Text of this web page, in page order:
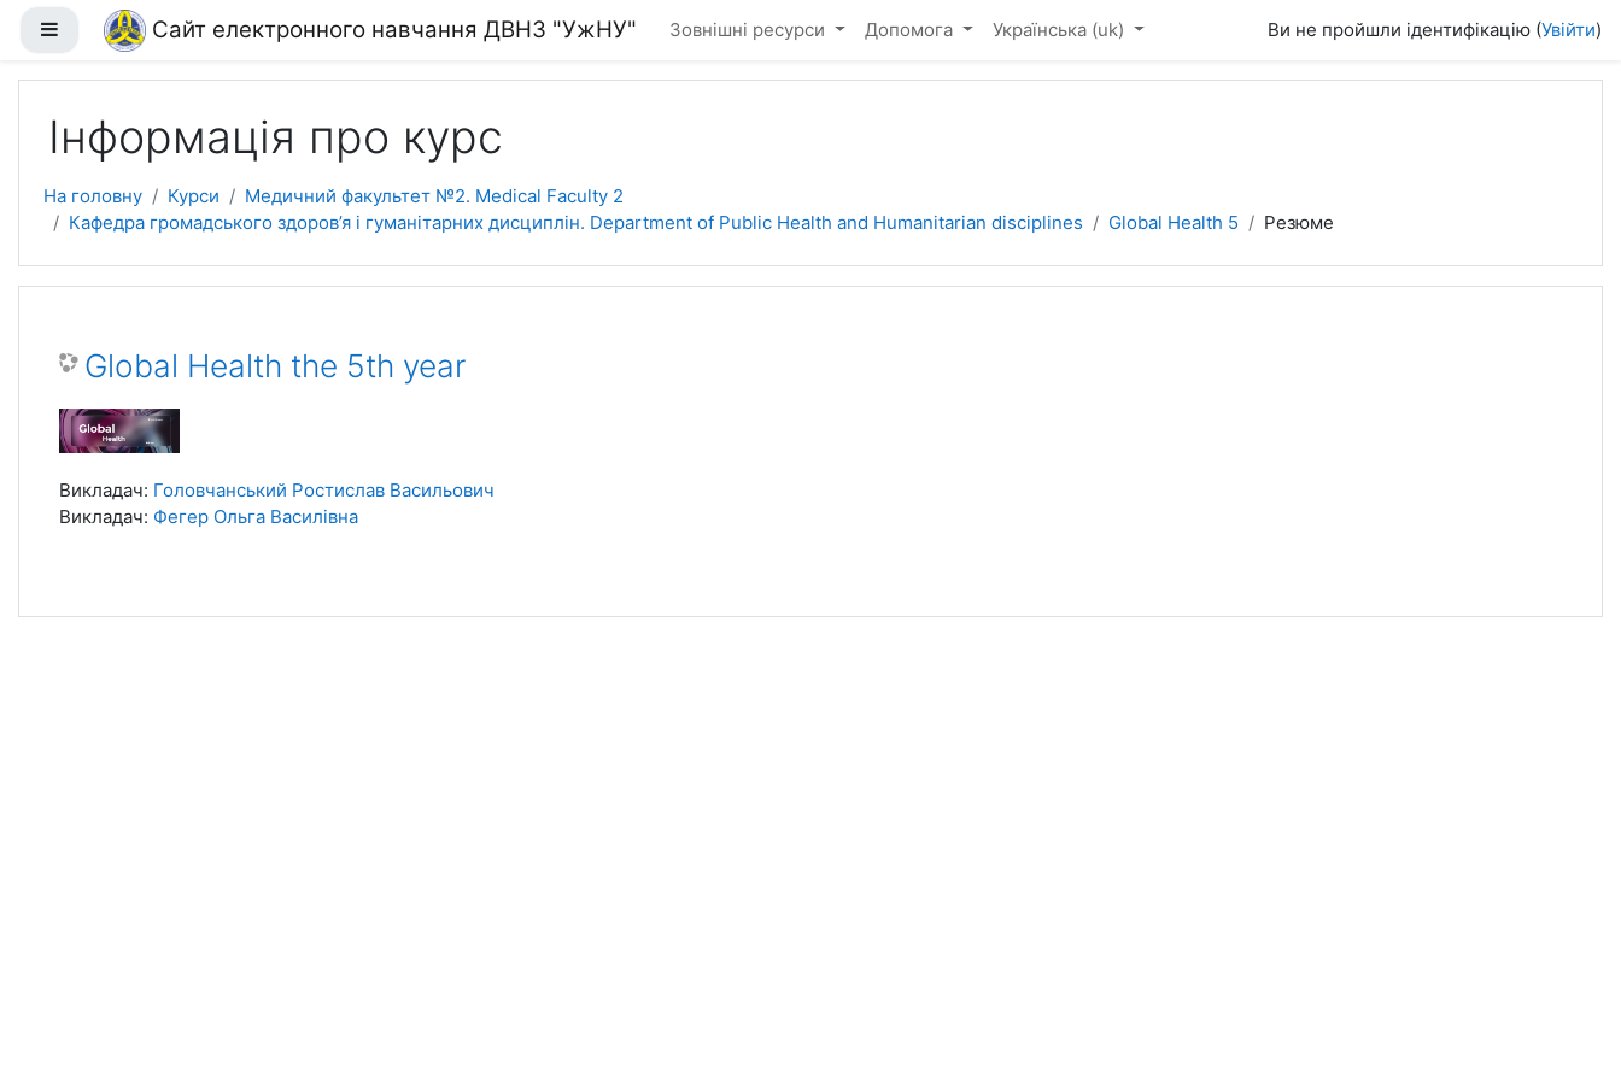
Перейти до головного вмісту
Бокова панельСайт електронного навчання ДВНЗ "УжНУ" Зовнішні ресурси Допомога Українська ‎(uk)‎ Ви не пройшли ідентифікацію (Увійти)
Інформація про курс
На головну Курси
Медичний факультет №2. Medical Faculty 2
Кафедра громадського здоров’я і гуманітарних дисциплін. Department of Public Health and Humanitarian disciplines
Global Health 5 Резюме
Global Health the 5th year
Викладач: Головчанський Ростислав Васильович
Викладач: Фегер Ольга Василівна